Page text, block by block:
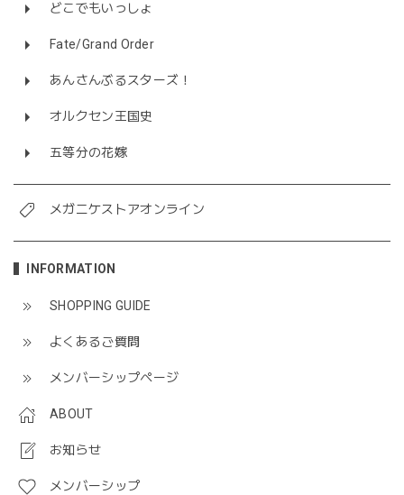
どこでもいっしょ
Fate/Grand Order
あんさんぶるスターズ！
オルクセン王国史
五等分の花嫁
メガニケストアオンライン
INFORMATION
SHOPPING GUIDE
よくあるご質問
メンバーシップページ
ABOUT
お知らせ
メンバーシップ